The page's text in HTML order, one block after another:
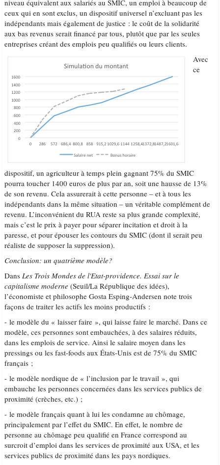
niveau équivalent aux salariés au SMIC, un emploi à beaucoup de
ceux qui en sont exclus, un dispositif universel n’excluant pas les
indépendants mais également de justice : le coût de la solidarité
aux bas revenus serait financé par tous, plutôt que par les seules
entreprises créant des emplois peu qualifiés ou leurs clients.
Avec
ce
dispositif, un agriculteur à temps plein gagnant 75% du SMIC
pourra toucher 1400 euros de plus par an, soit une hausse de 13%
de son revenu. Cela assurerait à cette personne – et à tous les
indépendants dans la même situation – un véritable complément de
revenu. L’inconvénient du RUA reste sa plus grande complexité,
mais c’est le prix à payer pour séparer incitation et droit à la
paresse, et pour épouser les contours du SMIC (dont il serait peu
réaliste de supposer la suppression).
Conclusion: un quatrième modèle?
DansLes Trois Mondes de l'Etat-providence. Essai sur le
capitalisme moderne (Seuil/La République des idées),
l’économiste et philosophe Gosta Esping-Andersen note trois
façons de traiter les actifs les moins productifs :
- le modèle du « laisser faire », qui laisse faire le marché. Dans ce
modèle, ces personnes sont embauchées, à des salaires réduits,
dans les emplois de service. Ainsi le salaire moyen dans les
pressings ou les fast-foods aux États-Unis est de 75% du SMIC
français ;
- le modèle nordique de « l’inclusion par le travail », qui
embauche les personnes concernées dans les services publics de
proximité (crèches, etc.) ;
- le modèle français quant à lui les condamne au chômage,
principalement par l’effet du SMIC. En effet, le nombre de
personne au chômage peu qualifié en France correspond au
surcroit d’emploi dans les services de proximité aux USA, et les
services publics de proximité dans les pays nordiques.